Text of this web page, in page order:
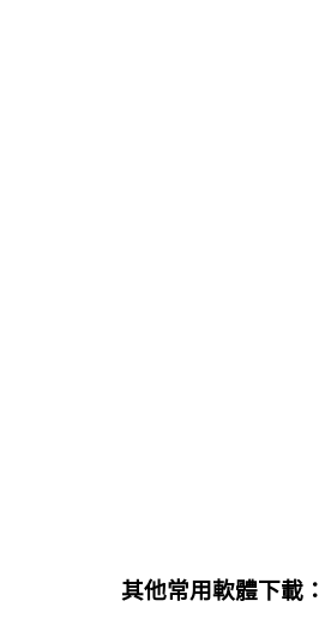
其他常用軟體下載：